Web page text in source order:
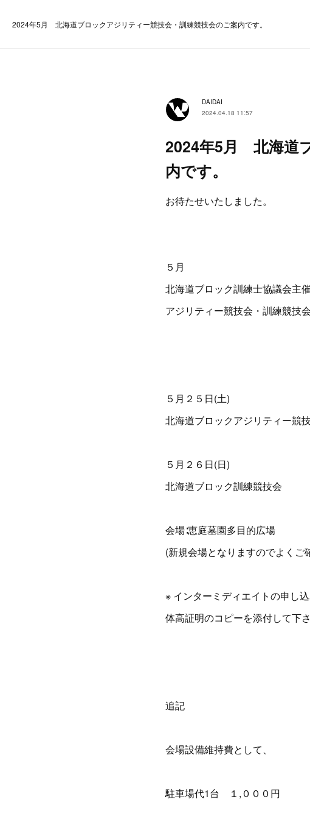
2024年5月 北海道ブロックアジリティー競技会・訓練競技会のご案内です。
DAIDAI
2024.04.18 11:57
2024年5月 北海道
内です。
お待たせいたしました。
５月
北海道ブロック訓練士協議会主催
アジリティー競技会・訓練競技
５月２５日(土)
北海道ブロックアジリティー競
５月２６日(日)
北海道ブロック訓練競技会
会場∶恵庭墓園多目的広場
(新規会場となりますのでよくご
※ インターミディエイトの申し込
体高証明のコピーを添付して下さ
追記
会場設備維持費として、
駐車場代1台 １,０００円